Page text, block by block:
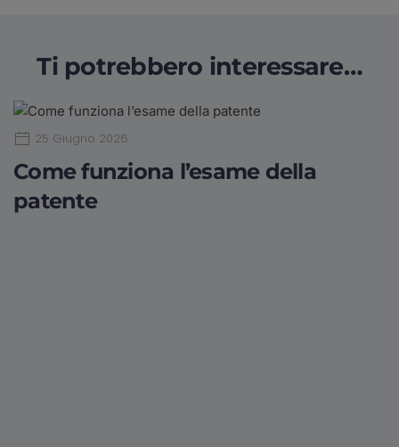
Ti potrebbero interessare…
25 Giugno 2026
Come funziona l’esame della
patente